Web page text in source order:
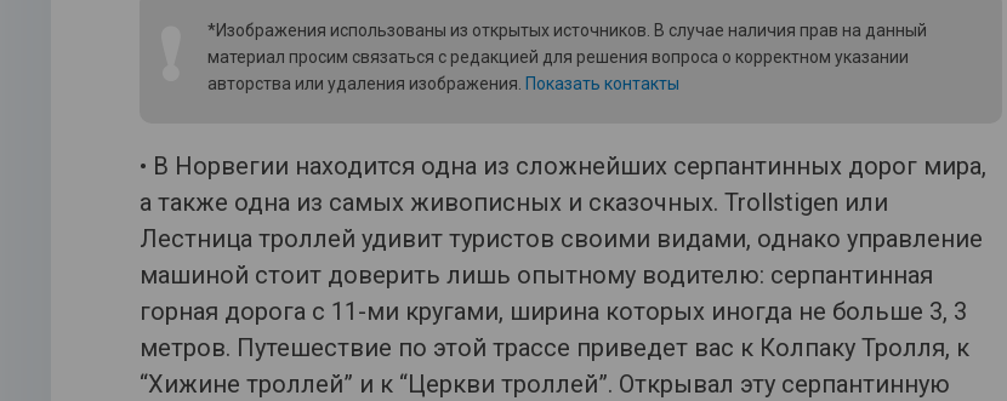
*Изображения использованы из открытых источников. В случае наличия прав на данный
материал просим связаться с редакцией для решения вопроса о корректном указании
авторства или удаления изображения. Показать контакты
• В Норвегии находится одна из сложнейших серпантинных дорог мира,
а также одна из самых живописных и сказочных. Trollstigen или
Лестница троллей удивит туристов своими видами, однако управление
машиной стоит доверить лишь опытному водителю: серпантинная
горная дорога с 11-ми кругами, ширина которых иногда не больше 3, 3
метров. Путешествие по этой трассе приведет вас к Колпаку Тролля, к
“Хижине троллей” и к “Церкви троллей”. Открывал эту серпантинную